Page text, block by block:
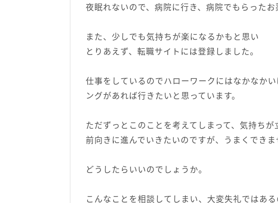
夜眠れないので、病院に行き、病院でもらったお
また、少しでも気持ちが楽になるかもと思い
とりあえず、転職サイトには登録しました。
仕事をしているのでハローワークにはなかなか
ングがあれば行きたいと思っています。
ただずっとこのことを考えてしまって、気持ちが
前向きに進んでいきたいのですが、うまくできま
どうしたらいいのでしょうか。
こんなことを相談してしまい、大変失礼ではあ